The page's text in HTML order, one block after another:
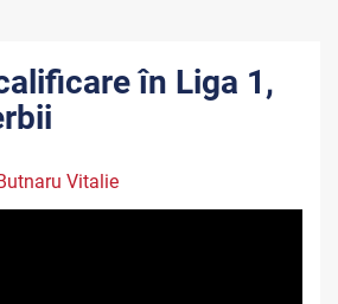
în Liga 1,
Vitalie